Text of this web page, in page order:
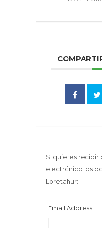
Si quieres recibir
electrónico los
Loretahur:
Email Address